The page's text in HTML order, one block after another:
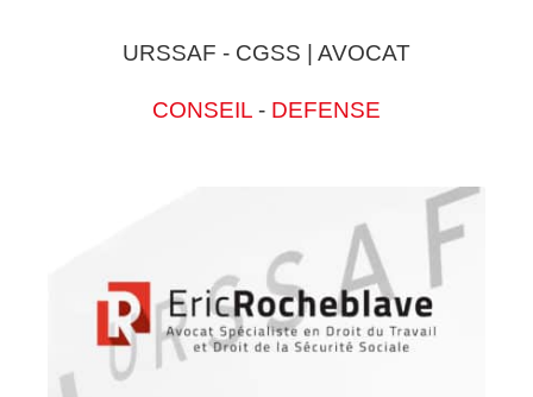
URSSAF - CGSS | AVOCAT
CONSEIL - DEFENSE